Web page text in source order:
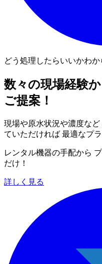
どう処理したらいいかわか
数々の現場経験
ご提案！
現場や原水状況や濃度な
ていただければ 最適なプ
レンタル機器の手配から
だけ！
詳しく見る